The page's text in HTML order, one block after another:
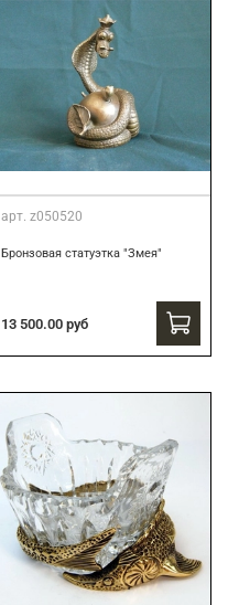
арт. z050520
Бронзовая статуэтка "Змея"
13 500.00 руб